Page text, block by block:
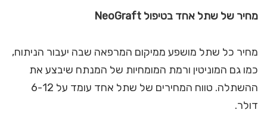
מחיר של שתל אחד בטיפול NeoGraft
מחיר כל שתל מושפע ממיקום המרפאה שבה יעבור הניתוח,
כמו גם המוניטין ורמת המומחיות של המנתח שיבצע את
ההשתלה. טווח המחירים של שתל אחד עומד על 6-12
דולר.